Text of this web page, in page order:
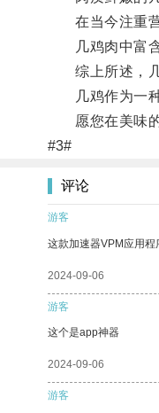
在当今注重营
几鸡肉中富含
综上所述，几
几鸡作为一种
愿您在美味的
#3#
评论
游客
这款加速器VPM应用程
2024-09-06
游客
这个是app神器
2024-09-06
游客